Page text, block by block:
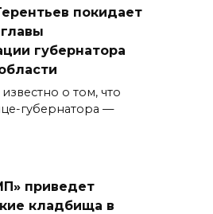
покидает
губернатора
о том, что
губернатора —
приведет
кладбища в